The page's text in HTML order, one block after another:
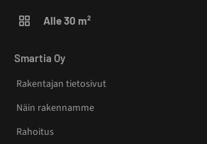
Alle 30 m²
Smartia Oy
Rakentajan tietosivut
Näin rakennamme
Rahoitus